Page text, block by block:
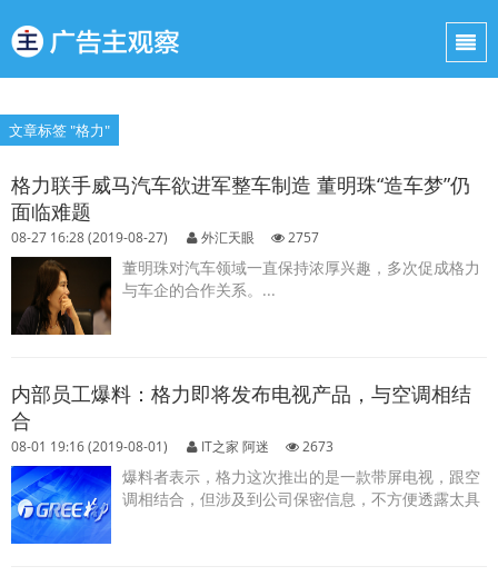
文章标签 "格力"
格力联手威马汽车欲进军整车制造 董明珠“造车梦”仍
面临难题
08-27 16:28 (2019-08-27) 外汇天眼 2757
董明珠对汽车领域一直保持浓厚兴趣，多次促成格力
与车企的合作关系。...
内部员工爆料：格力即将发布电视产品，与空调相结
合
08-01 19:16 (2019-08-01) IT之家 阿迷 2673
爆料者表示，格力这次推出的是一款带屏电视，跟空
调相结合，但涉及到公司保密信息，不方便透露太具